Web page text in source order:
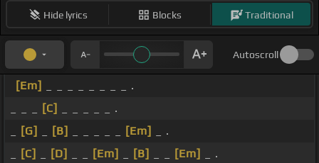
Hide lyrics Blocks Traditional
Autoscroll
[Em]
_ _ _ _ _ _ _ _ .
[C]
_ _ _ _ _ .
[G] [B] [Em]
_ .
[C] [D] [Em] [B] [Em]
_ .